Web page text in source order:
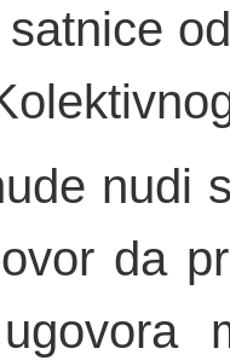
nudi
da